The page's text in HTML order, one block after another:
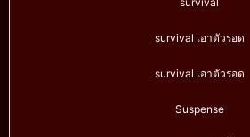
survival เอาตัวรอด
survival เอาตัวรอด
Suspense